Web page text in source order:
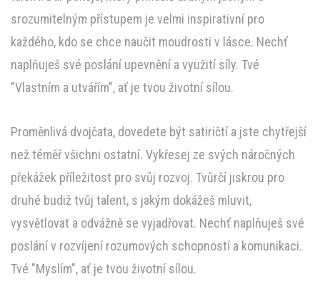
srozumitelným přístupem je velmi inspirativní pro
každého, kdo se chce naučit moudrosti v lásce. Nechť
naplňuješ své poslání upevnění a využití síly. Tvé
"Vlastním a utvářím", ať je tvou životní sílou.
Proměnlivá dvojčata, dovedete být satiričtí a jste chytřejší
než téměř všichni ostatní. Vykřesej ze svých náročných
překážek příležitost pro svůj rozvoj. Tvůrčí jiskrou pro
druhé budiž tvůj talent, s jakým dokážeš mluvit,
vysvětlovat a odvážně se vyjadřovat. Nechť naplňuješ své
poslání v rozvíjení rozumových schopností a komunikaci.
Tvé "Myslím", ať je tvou životní sílou.